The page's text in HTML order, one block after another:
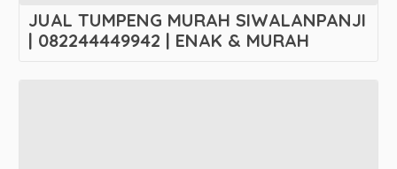
JUAL TUMPENG MURAH SIWALANPANJI
| 082244449942 | ENAK & MURAH